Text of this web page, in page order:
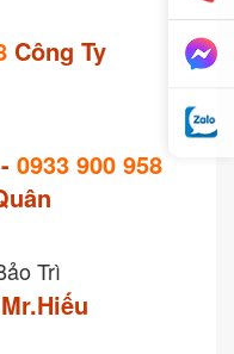
Công Ty
- 0933 900 958
Trì
Mr.Hiếu